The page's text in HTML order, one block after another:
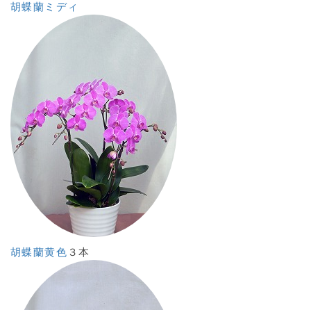
胡蝶蘭ミディ
胡蝶蘭黄色 ３本